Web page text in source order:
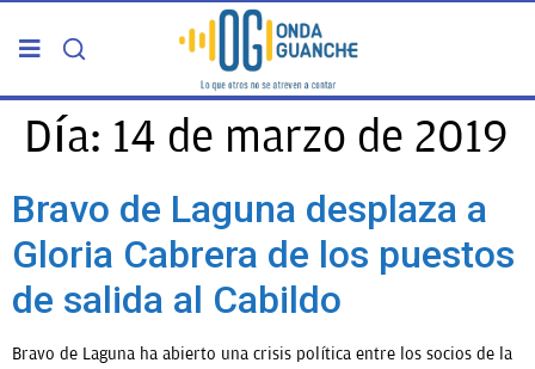
PORTADA
TELDE
GRAN CANARIA
Día: 14 de marzo de 2019
Bravo de Laguna desplaza a
Gloria Cabrera de los puestos
de salida al Cabildo
Bravo de Laguna ha abierto una crisis política entre los socios de la